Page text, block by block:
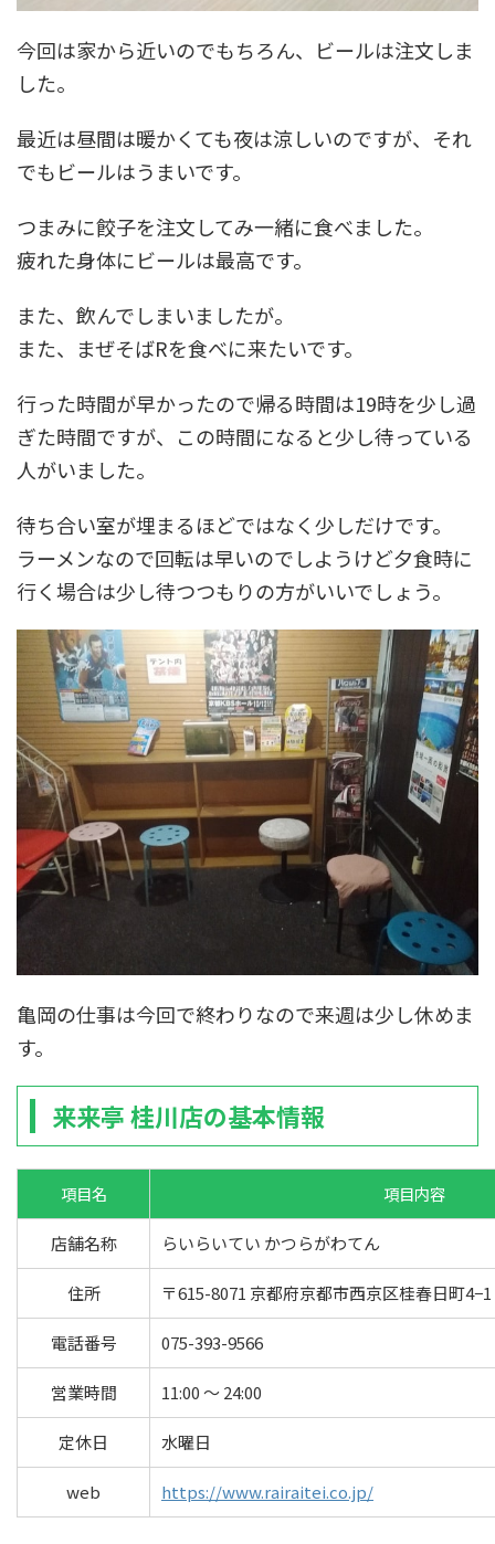
今回は家から近いのでもちろん、ビールは注文しま
した。
最近は昼間は暖かくても夜は涼しいのですが、それ
でもビールはうまいです。
つまみに餃子を注文してみ一緒に食べました。
疲れた身体にビールは最高です。
また、飲んでしまいましたが。
また、まぜそばRを食べに来たいです。
行った時間が早かったので帰る時間は19時を少し過
ぎた時間ですが、この時間になると少し待っている
人がいました。
待ち合い室が埋まるほどではなく少しだけです。
ラーメンなので回転は早いのでしようけど夕食時に
行く場合は少し待つつもりの方がいいでしょう。
亀岡の仕事は今回で終わりなので来週は少し休めま
す。
来来亭 桂川店の基本情報
項目名 項目内容
店舗名称 らいらいてい かつらがわてん
住所 〒615-8071 京都府京都市西京区桂春日町4−1
電話番号 075-393-9566
営業時間 11:00 ～ 24:00
定休日 水曜日
web https://www.rairaitei.co.jp/